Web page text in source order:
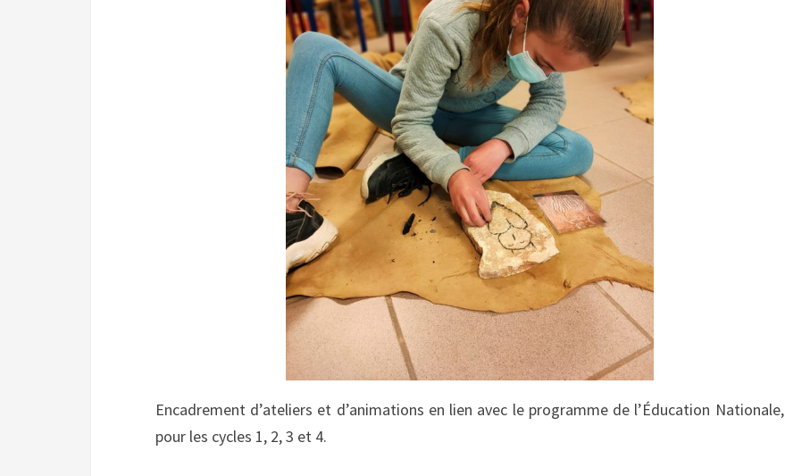
Encadrement d’ateliers et d’animations en lien avec le programme de l’Éducation Nationale,
pour les cycles 1, 2, 3 et 4.